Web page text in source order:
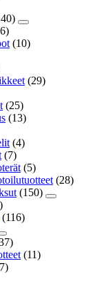
(10)
(29)
(25)
(13)
(4)
(7)
(5)
(28)
(150)
(116)
(11)